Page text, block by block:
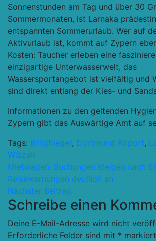
Sonnenstunden am Tag und über 30
Sommermonaten, ist Larnaka
entspannten Sommerurlaub. Wer auf
Aktivurlaub ist, kommt auf Zypern
Kosten: Taucher erleben eine
einzigartige Unterwasserwelt, das
Wassersportangebot ist vielfältig und
sind direkt entlang der Kies- und
Informationen zu den geltenden
Zypern gibt das Auswärtige Amt auf
Tags: Billigflieger, Dortmund Airport,
Wizzair
Beitragsnavigation
Mietwagen: Buchungen steigen nach
Reisewarnungen deutlich an
Nächster Beitrag
Schreibe einen
Deine E-Mail-Adresse wird nicht
Erforderliche Felder sind mit * markiert